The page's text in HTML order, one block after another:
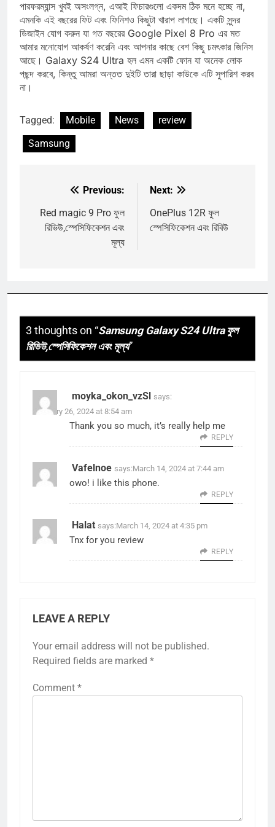
পড়তে হবে, এবং আমি মনে করি না যে এটি সেখানে আছে। ক্যামেরার
পারফরম্যান্স খুবই অসংলগ্ন, এআই ফিচারগুলো একদম ঠিক মনে হচ্ছে না,
এমনকি এই বছরের ফিট এবং ফিনিশও কিছুটা খারাপ লাগছে। একটি সুন্দর
ডিজাইন যোগ করুন যা গত বছরের Google Pixel 8 Pro এর মত
আমার মনোযোগ আকর্ষণ করেনি এবং আপনার কাছে বেশ কিছু চমৎকার জিনিস
আছে। Galaxy S24 Ultra হল এমন একটি ফোন যা অনেক লোক
পছন্দ করবে, কিন্তু আমরা অন্তত দুইটি তারা ছাড়া কাউকে এটি সুপারিশ করব
Mobile News
review
Samsung
Post
navigation
Red magic 9 Pro ফুল
রিভিউ,স্পেসিফিকেশন এবং
OnePlus 12R ফুল
3 thoughts on “ Samsung Galaxy S24 Ultra ফুল
রিভিউ,স্পেসিফিকেশন এবং মূল্য
moyka_okon_vzSl
February 26, 2024 at 8:54 am
Thank you so much, it’s really help me
REPLY
Vafelnoe says: March 14, 2024 at 7:44 am
REPLY
Halat says: March 14, 2024 at 4:35 pm
REPLY
Your email address will not be published.
Comment*